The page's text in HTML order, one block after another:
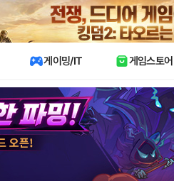
게이밍/IT 게임스토어